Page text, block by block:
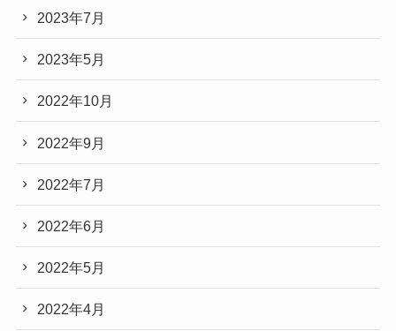
2023年7月
2023年5月
2022年10月
2022年9月
2022年7月
2022年6月
2022年5月
2022年4月